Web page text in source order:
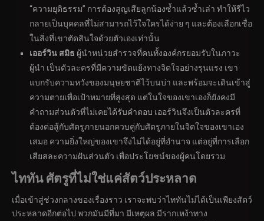
“ความยุติธรรม” การต้องสูญเสียลูกน้องซ้ำแล้วซ้ำเล่า ทำให้รีไว
กลายเป็นบุคคลที่ไม่สามารถไว้ใจใครได้ง่าย ๆ และต้องเลือกเชื่อ
ในสิ่งที่เขาตัดสินใจด้วยตัวเองเท่านั้น
เออร์วิน สมิธ ผู้นำหน่วยสำรวจที่คนทั้งองค์กรยอมรับในภาวะ
ผู้นำ เป็นตัวละครที่มีความขัดแย้งทางจิตใจอย่างรุนแรง เขา
แบกรับความหวังของมนุษยชาติไว้บนบ่า และพร้อมจะเดินเข้าสู่
ความตายเพื่อเป้าหมายที่สูงสุด แต่ในใจของเขาเองก็ยังคงมี
คำถามส่วนตัวที่ไม่เคยได้รับคำตอบ เออร์วินจึงเป็นตัวละครที่
ต้องต่อสู้กับศัตรูภายนอกควบคู่กับศัตรูภายในจิตใจของเขาเอง
เสมอ ความยิ่งใหญ่ของเขาจึงไม่ได้อยู่ที่อำนาจ แต่อยู่ที่การเลือก
เสียสละความฝันส่วนตัว เพื่อประโยชน์ของผู้คนโดยรวม
ไททัน ศัตรูที่ไม่ใช่แค่สัตว์ประหลาด
เมื่อเข้าสู่ช่วงกลางของเรื่องราว เราจะพบว่าไททันไม่ได้เป็นเพียงสัตว์
ประหลาดอีกต่อไป พวกมันมีที่มา มีเหตุผล มีรากเหง้าทาง